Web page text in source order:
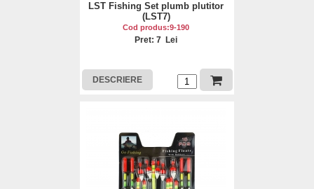
LST Fishing Set plumb plutitor
(LST7)
Cod produs:9-190
Pret: 7 Lei
DESCRIERE